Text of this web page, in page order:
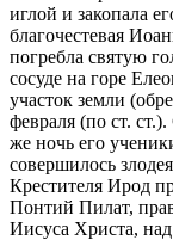
иглой и закопала
благочестевая
погребла святую
сосуде на горе
участок земли
февраля (по ст.
же ночь его
совершилось
Крестителя Ирод
Понтий Пилат,
Иисуса Христа,